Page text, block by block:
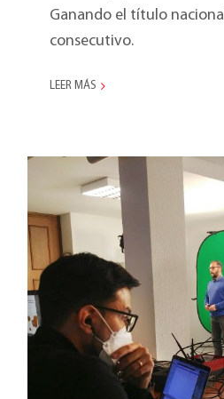
Ganando el título
consecutivo.
LEER MÁS
Marketing